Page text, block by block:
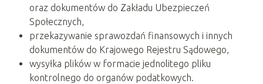
oraz dokumentów do Zakładu Ubezpieczeń
Społecznych,
przekazywanie sprawozdań finansowych i innych
dokumentów do Krajowego Rejestru Sądowego,
wysyłka plików w formacie jednolitego pliku
kontrolnego do organów podatkowych.